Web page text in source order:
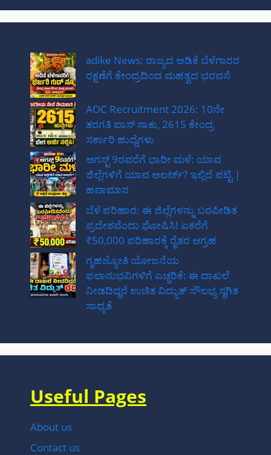
adike News: ರಾಜ್ಯದ ಅಡಿಕೆ ಬೆಳೆಗಾರರ
ರಕ್ಷಣೆಗೆ ಕೇಂದ್ರದಿಂದ ಮಹತ್ವದ ಭರವಸೆ
AOC Recruitment 2026: 10ನೇ
ತರಗತಿ ಪಾಸ್ ಸಾಕು, 2615 ಕೇಂದ್ರ
ಸರ್ಕಾರಿ ಹುದ್ದೆಗಳು
ಆಗಸ್ಟ್ 9ರವರೆಗೆ ಭಾರೀ ಮಳೆ: ಯಾವ
ಜಿಲ್ಲೆಗಳಿಗೆ ಯಾವ ಅಲರ್ಟ್? ಇಲ್ಲಿದೆ ಪಟ್ಟಿ |
ಹವಾಮಾನ
ಬೆಳೆ ಪರಿಹಾರ: ಈ ಜಿಲ್ಲೆಗಳನ್ನು ಬರಪೀಡಿತ
ಪ್ರದೇಶವೆಂದು ಘೋಷಿಸಿ! ಎಕರೆಗೆ
₹50,000 ಪರಿಹಾರಕ್ಕೆ ರೈತರ ಆಗ್ರಹ
ಗೃಹಜ್ಯೋತಿ ಯೋಜನೆಯ
ಫಲಾನುಭವಿಗಳಿಗೆ ಎಚ್ಚರಿಕೆ: ಈ ದಾಖಲೆ
ನೀಡದಿದ್ದರೆ ಉಚಿತ ವಿದ್ಯುತ್ ಸೌಲಭ್ಯ ಸ್ಥಗಿತ
ಸಾಧ್ಯತೆ
Useful Pages
About us
Contact us